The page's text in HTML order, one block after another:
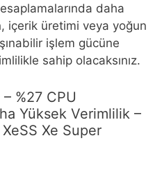
daha
içerik üretimi veya yoğun
işlem gücüne
sahip olacaksınız.
%27 CPU
Yüksek Verimlilik –
Xe Super